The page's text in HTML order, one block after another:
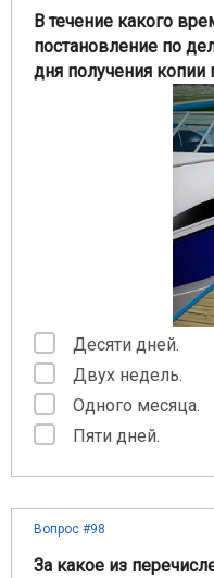
В течение какого
постановление по
дня получения копии
Десяти дней.
Двух недель.
Одного месяца.
Пяти дней.
Вопрос #98
За какое из